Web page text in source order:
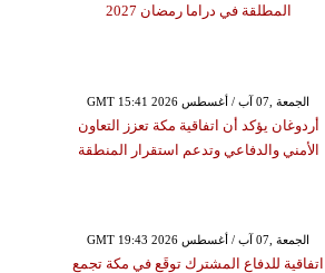
المطلقة في دراما رمضان 2027
GMT 15:41 2026 الجمعة ,07 آب / أغسطس
أردوغان يؤكد أن اتفاقية مكة تعزز التعاون
الأمني والدفاعي وتدعم استقرار المنطقة
GMT 19:43 2026 الجمعة ,07 آب / أغسطس
اتفاقية للدفاع المشترك توقَع في مكة تجمع